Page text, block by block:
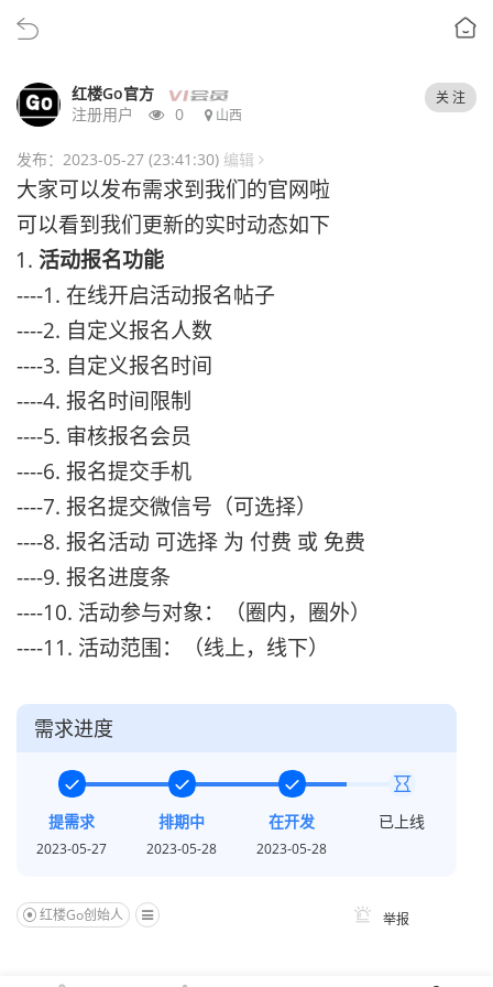
红楼Go官方
注册用户
0 山西
关 注
发布：2023-05-27 (23:41:30) 编辑
大家可以发布需求到我们的官网啦
可以看到我们更新的实时动态如下
活动报名功能
----1. 在线开启活动报名帖子
----2. 自定义报名人数
----3. 自定义报名时间
----4. 报名时间限制
----5. 审核报名会员
----6. 报名提交手机
----7. 报名提交微信号（可选择）
----8. 报名活动 可选择 为 付费 或 免费
----9. 报名进度条
----10. 活动参与对象：（圈内，圈外）
----11. 活动范围：（线上，线下）
需求进度
提需求
2023-05-27
排期中
2023-05-28
在开发
2023-05-28
已上线
红楼Go创始人 举报